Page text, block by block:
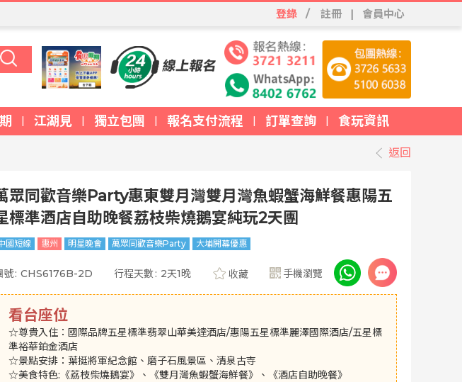
登錄 / 註冊 | 會員中心
| 江湖見 | 獨立包團 | 報名支付流程 | 訂單查詢 | 食玩資訊
返回
眾同歡音樂Party惠東雙月灣雙月灣魚蝦蟹海鮮餐惠陽五
標準酒店自助晚餐荔枝柴燒鵝宴純玩2天團
國短線 惠州 明星晚會 萬眾同歡音樂Party 大埔開幕優惠
號: CHS6176B-2D 行程天數: 2天1晚 收藏 手機瀏覽
看台座位
☆尊貴入住：國際品牌五星標準翡翠山華美達酒店/惠陽五星標準麗澤國際酒店/五星標
準裕華鉑金酒店
☆景點安排：葉挺將軍紀念館、磨子石風景區、清泉古寺
☆美食特色:《荔枝柴燒鵝宴》、《雙月灣魚蝦蟹海鮮餐》、《酒店自助晚餐》